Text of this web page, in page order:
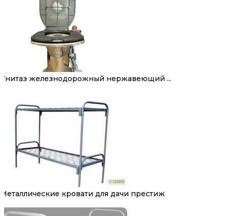
Унитаз железнодорожный нержавеющий ...
Металлические кровати для дачи престиж